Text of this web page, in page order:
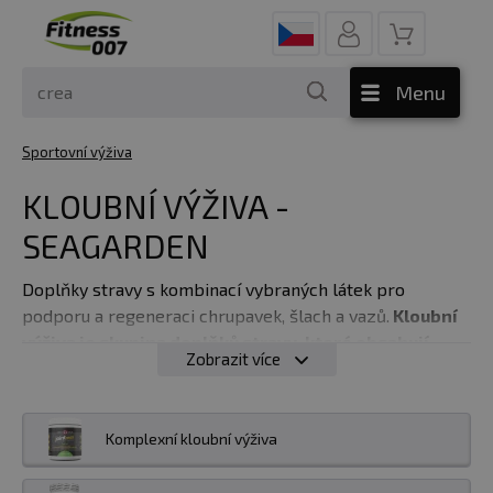
Menu
Sportovní výživa
KLOUBNÍ VÝŽIVA -
SEAGARDEN
Doplňky stravy s kombinací vybraných látek pro
podporu a regeneraci chrupavek, šlach a vazů. Kloubní
složky, u nichž byl prokázán pozitivní vliv na
přitom může jak o komplexní kloubní výživu, tedy
doplňky stravy obsahující kombinace účinných složek,
tak o jednosložkové, případně několikasložkové
Zobrazit více
Komplexní kloubní výživa